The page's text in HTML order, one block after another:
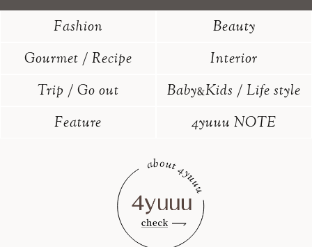
Fashion
Beauty
Gourmet / Recipe
Interior
Trip / Go out
Baby&Kids / Life style
Feature
4yuuu NOTE